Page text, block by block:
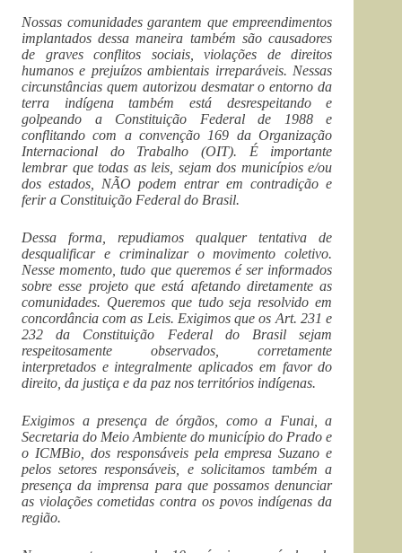
Nossas comunidades garantem que empreendimentos
implantados dessa maneira também são causadores
de graves conflitos sociais, violações de direitos
humanos e prejuízos ambientais irreparáveis. Nessas
circunstâncias quem autorizou desmatar o entorno da
terra indígena também está desrespeitando e
golpeando a Constituição Federal de 1988 e
conflitando com a convenção 169 da Organização
Internacional do Trabalho (OIT). É importante
lembrar que todas as leis, sejam dos municípios e/ou
dos estados, NÃO podem entrar em contradição e
ferir a Constituição Federal do Brasil.
Dessa forma, repudiamos qualquer tentativa de
desqualificar e criminalizar o movimento coletivo.
Nesse momento, tudo que queremos é ser informados
sobre esse projeto que está afetando diretamente as
comunidades. Queremos que tudo seja resolvido em
concordância com as Leis. Exigimos que os Art. 231 e
232 da Constituição Federal do Brasil sejam
respeitosamente observados, corretamente
interpretados e integralmente aplicados em favor do
direito, da justiça e da paz nos territórios indígenas.
Exigimos a presença de órgãos, como a Funai, a
Secretaria do Meio Ambiente do município do Prado e
o ICMBio, dos responsáveis pela empresa Suzano e
pelos setores responsáveis, e solicitamostambém a
presença da imprensa para que possamos denunciar
as violações cometidas contra os povos indígenas da
região.